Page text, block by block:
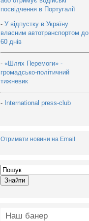
посвідчення в Португалії
- У відпустку в Україну
власним автотранспортом до
60 днів
- «Шлях Перемоги» -
громадсько-політичний
тижневик
- International press-club
Отримати новини на Email
Наш банер